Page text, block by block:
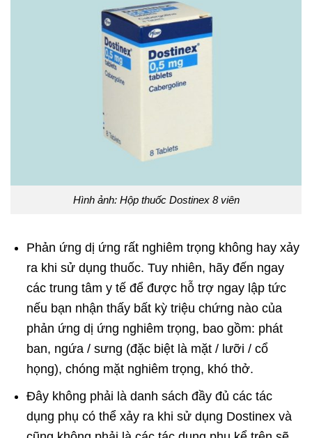
Hình ảnh: Hộp thuốc Dostinex 8 viên
Phản ứng dị ứng rất nghiêm trọng không hay xảy
ra khi sử dụng thuốc. Tuy nhiên, hãy đến ngay
các trung tâm y tế để được hỗ trợ ngay lập tức
nếu bạn nhận thấy bất kỳ triệu chứng nào của
phản ứng dị ứng nghiêm trọng, bao gồm: phát
ban, ngứa / sưng (đặc biệt là mặt / lưỡi / cổ
họng), chóng mặt nghiêm trọng, khó thở.
Đây không phải là danh sách đầy đủ các tác
dụng phụ có thể xảy ra khi sử dụng Dostinex và